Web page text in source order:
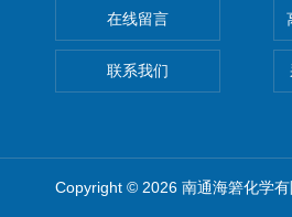
在线留言
联系我们
Copyright © 2026 南通海箬化学